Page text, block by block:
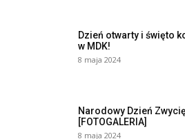
Dzień otwarty i święto
w MDK!
8 maja 2024
Narodowy Dzień
[FOTOGALERIA]
8 maja 2024